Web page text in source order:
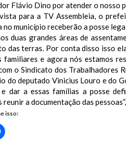
Flávio Dino por atender o nosso
para a TV Assembleia, o
no município receberão a posse
duas grandes áreas de
das terras. Por conta disso isso
familiares e agora nós estamos
o Sindicato dos Trabalhadores
do deputado Vinicius Louro e do
dar a essas famílias a posse
reunir a documentação das
isso:
Clique
para